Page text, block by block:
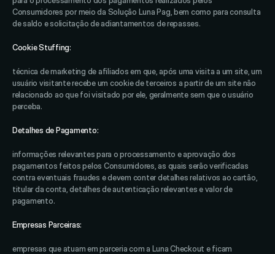
Consumidores por meio da Solução Luna Pag, bem como para consulta
de saldo e solicitação de adiantamentos de repasses.
Cookie Stuffing:
técnica de marketing de afiliados em que, após uma visita a um site, um
usuário visitante recebe um cookie de terceiros a partir de um site não
relacionado ao que foi visitado por ele, geralmente sem que o usuário
perceba.
Detalhes de Pagamento:
informações relevantes para o processamento e aprovação dos
pagamentos feitos pelos Consumidores, as quais serão verificadas
contra eventuais fraudes e devem conter detalhes relativos ao cartão,
titular da conta, detalhes de autenticação relevantes e valor de
pagamento.
Empresas Parceiras:
empresas que atuam em parceria com a Luna Checkout e ficam